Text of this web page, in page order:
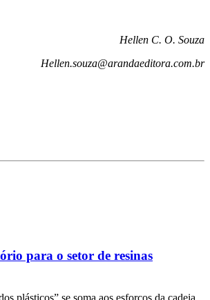
Hellen C. O. Souza
Hellen.souza@arandaeditora.com.br
para o setor de resinas
plásticos” se soma aos esforços da cadeia